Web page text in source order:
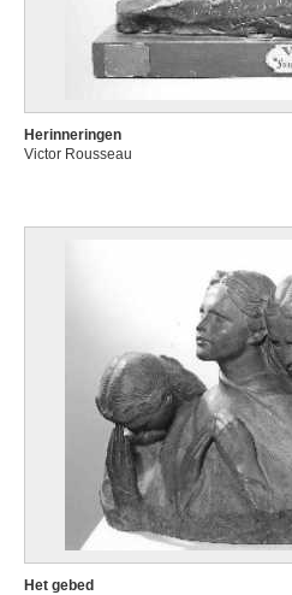
Herinneringen
Victor Rousseau
Het gebed